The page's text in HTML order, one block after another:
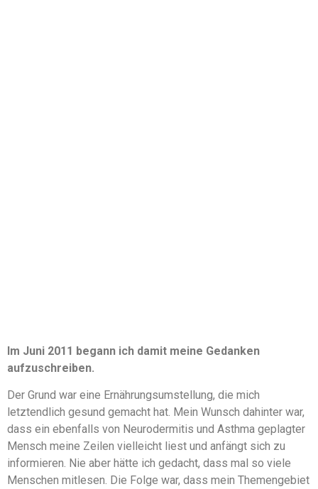
Im Juni 2011 begann ich damit meine Gedanken
aufzuschreiben.
Der Grund war eine Ernährungsumstellung, die mich
letztendlich gesund gemacht hat. Mein Wunsch dahinter war,
dass ein ebenfalls von Neurodermitis und Asthma geplagter
Mensch meine Zeilen vielleicht liest und anfängt sich zu
informieren. Nie aber hätte ich gedacht, dass mal so viele
Menschen mitlesen. Die Folge war, dass mein Themengebiet